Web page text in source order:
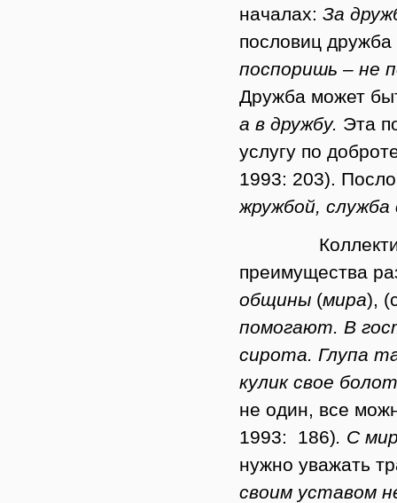
началах: За
пословиц
поспоришь – не
Дружба может
а в дружбу. Эта
услугу по
1993: 203).
жружбой, служба
преимущества
общины (мира),
помогают. В
сирота. Глупа
кулик свое
не один, все
1993: 186). С
нужно уважать
своим уставом